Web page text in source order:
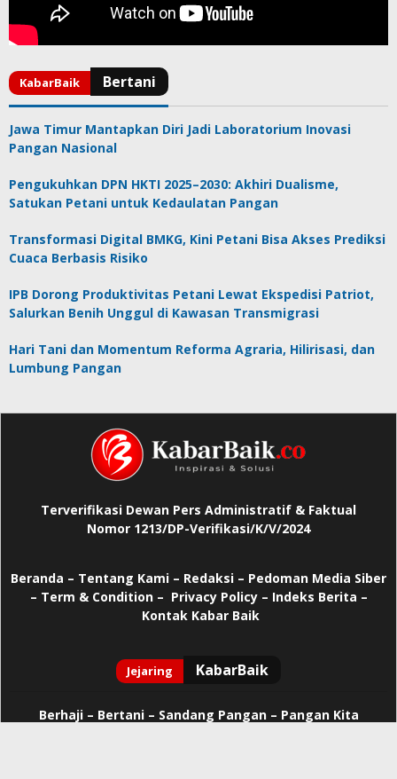
Jawa Timur Mantapkan Diri Jadi Laboratorium Inovasi
Pangan Nasional
Pengukuhkan DPN HKTI 2025–2030: Akhiri Dualisme,
Satukan Petani untuk Kedaulatan Pangan
Transformasi Digital BMKG, Kini Petani Bisa Akses Prediksi
Cuaca Berbasis Risiko
IPB Dorong Produktivitas Petani Lewat Ekspedisi Patriot,
Salurkan Benih Unggul di Kawasan Transmigrasi
Hari Tani dan Momentum Reforma Agraria, Hilirisasi, dan
Lumbung Pangan
Terverifikasi Dewan Pers Administratif & Faktual
Nomor 1213/DP-Verifikasi/K/V/2024
Beranda – Tentang Kami – Redaksi – Pedoman Media Siber
– Term & Condition – Privacy Policy– Indeks Berita –
Kontak Kabar Baik
Berhaji– Bertani – Sandang Pangan – Pangan Kita